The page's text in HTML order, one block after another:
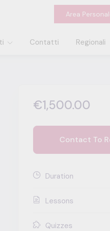
Area
Contatti Regionali
€1,500.00
Contact To
Duration
Lessons
Quizzes